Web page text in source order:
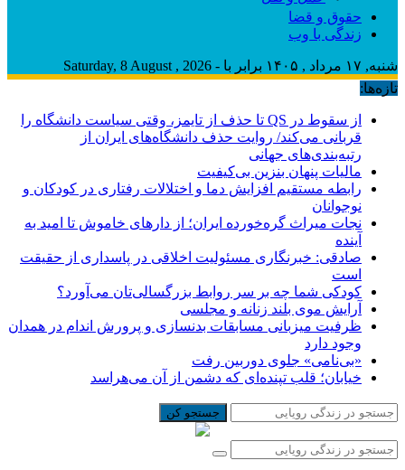
حقوق و قضا
زندگی با وب
شنبه, ۱۷ مرداد , ۱۴۰۵ برابر با - Saturday, 8 August , 2026
تازه‌ها:
از سقوط در QS تا حذف از تایمز، وقتی سیاست دانشگاه را
قربانی می‌کند/ روایت حذف دانشگاه‌های ایران از
رتبه‌بندی‌های جهانی
مالیات پنهان بنزین بی‌کیفیت
رابطه مستقیم افزایش دما و اختلالات رفتاری در کودکان و
نوجوانان
نجات میراث گره‌خورده ایران؛ از دارهای خاموش تا امید به
آینده
صادقی: خبرنگاری مسئولیت اخلاقی در پاسداری از حقیقت
است
کودکی شما چه بر سر روابط بزرگسالی‌تان می‌آورد؟
آرایش موی بلند زنانه و مجلسی
ظرفیت میزبانی مسابقات بدنسازی و پرورش اندام در همدان
وجود دارد
«بی‌نامی» جلوی دوربین رفت
خیابان؛ قلب تپنده‌ای که دشمن از آن می‌هراسد
جستجو کن